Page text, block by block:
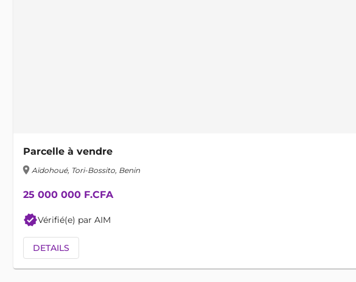
Parcelle à vendre
location_on Aïdohoué, Tori-Bossito, Benin
25 000 000 F.CFA
verifiedVérifié(e) par AIM
DETAILS